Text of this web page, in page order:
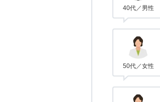
40代／男性
50代／女性